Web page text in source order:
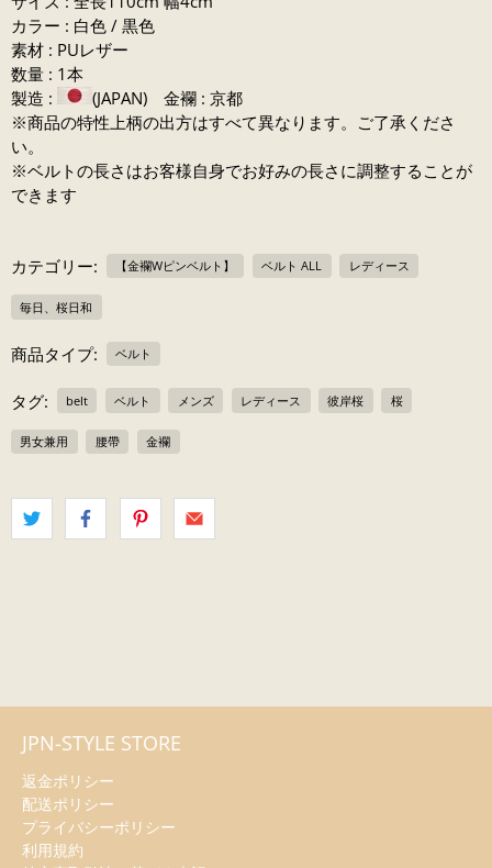
カラー : 白色 / 黒色
素材 : PUレザー
数量 : 1本
製造 :
(JAPAN) 金襴 : 京都
※商品の特性上柄の出方はすべて異なります。ご了承くださ
い。
※ベルトの長さはお客様自身でお好みの長さに調整することが
できます
カテゴリー: 【金襴Wピンベルト】 ベルト ALL レディース
毎日、桜日和
商品タイプ: ベルト
タグ: belt ベルト メンズ レディース 彼岸桜 桜
男女兼用 腰帶 金襴
JPN-STYLE STORE
返金ポリシー
配送ポリシー
プライバシーポリシー
利用規約